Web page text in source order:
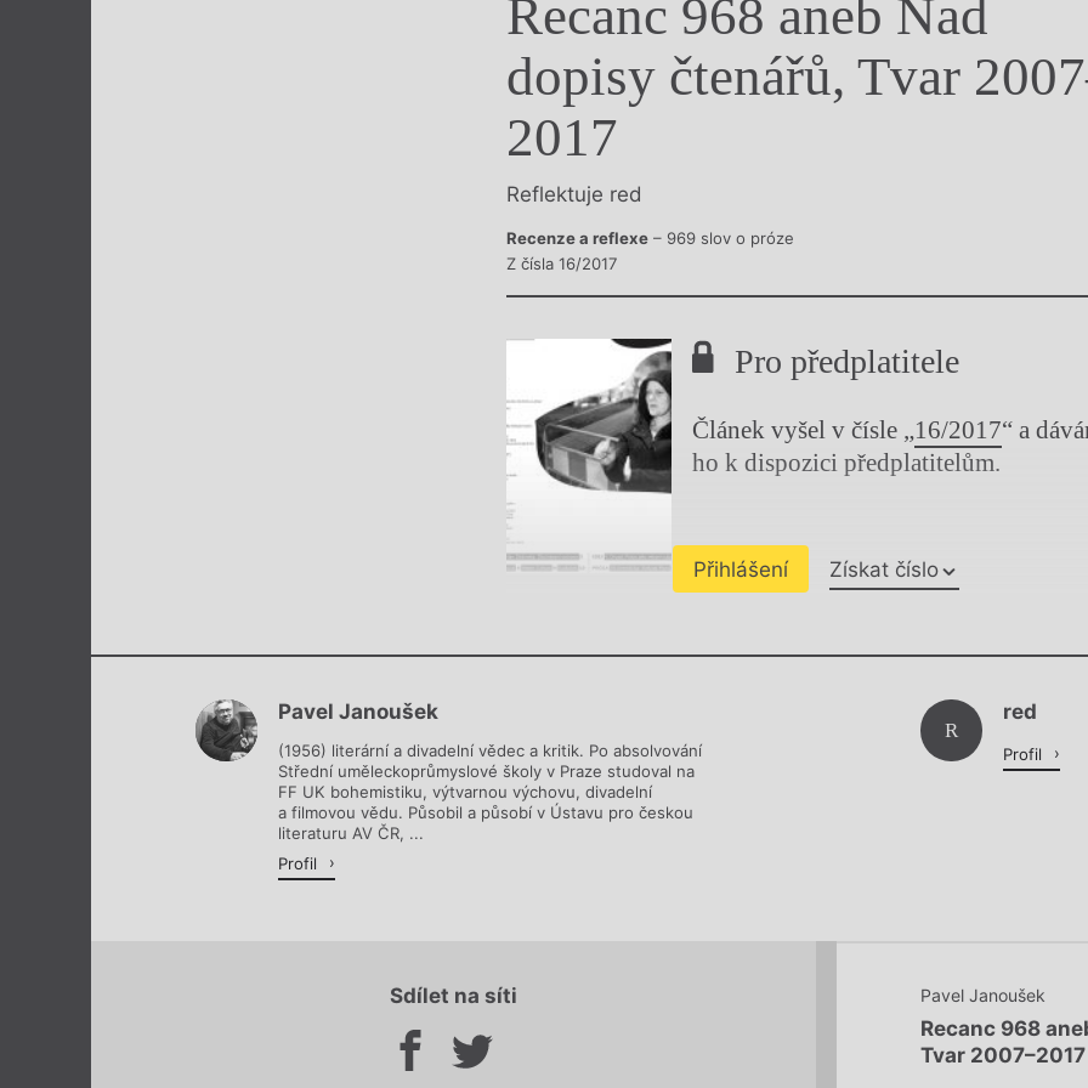
Výroční cenyRecanc 968 aneb Nad
dopisy čtenářů, Tvar
2017
Reflektuje red
Recenze a reflexe – 969 slov o próze
Z čísla 16/2017
Pro předplatitele
Článek vyšel v čísle „16/2017“ a
ho k dispozici předplatitelům.
Přihlášení Získat číslo
Chviličku.
Pavel Janoušek
(1956) literární a divadelní vědec a kritik. Po absolvování
Střední uměleckoprůmyslové školy v Praze studoval na
FF UK bohemistiku, výtvarnou výchovu, divadelní
a filmovou vědu. Působil a působí v Ústavu pro českou
literaturu AV ČR, ...
Profil
R
red
Profil
Sdílet na síti Pavel Janoušek
Recanc 968
Tvar 2007–2017